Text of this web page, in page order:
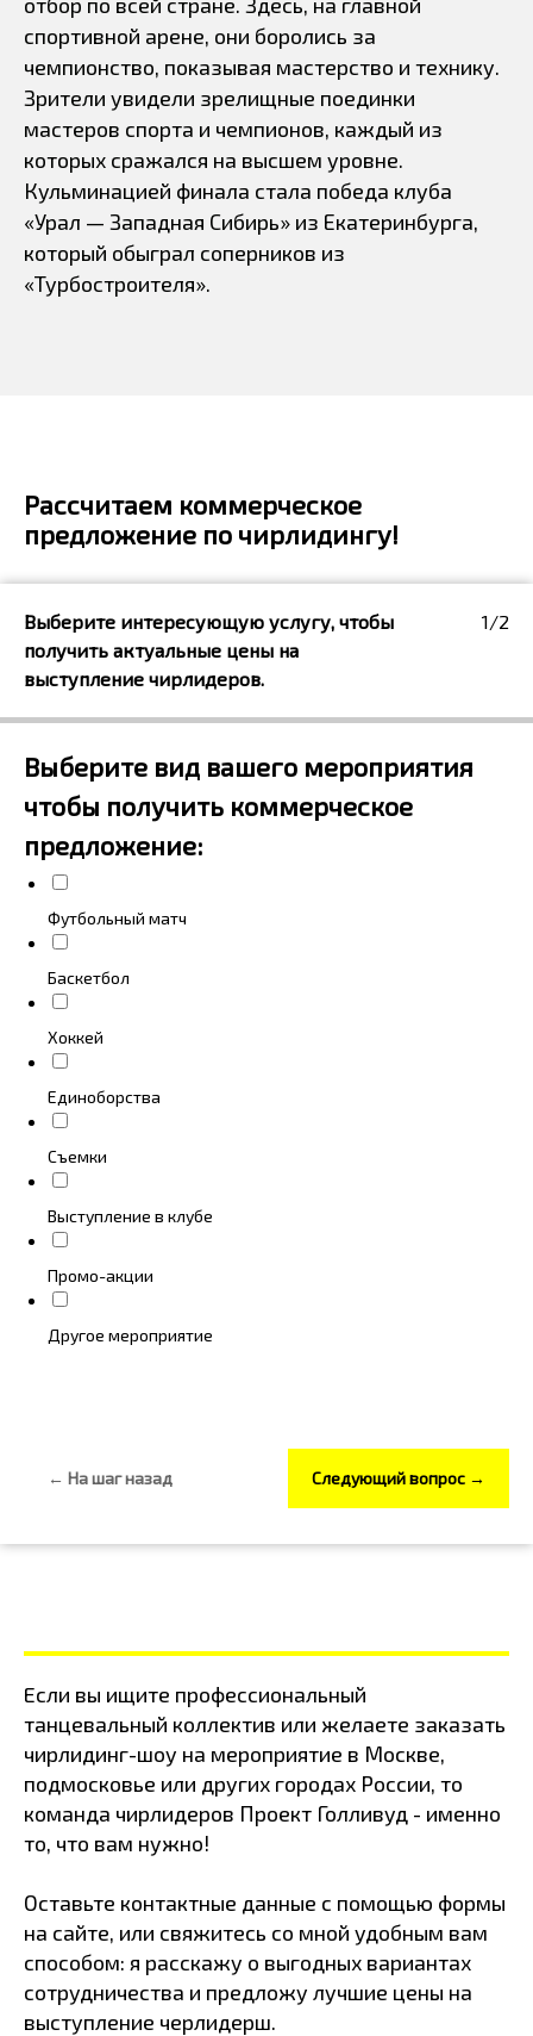
спортивной арене, они боролись за
чемпионство, показывая мастерство и технику.
Зрители увидели зрелищные поединки
мастеров спорта и чемпионов, каждый из
которых сражался на высшем уровне.
Кульминацией финала стала победа клуба
«Урал — Западная Сибирь» из Екатеринбурга,
который обыграл соперников из
«Турбостроителя».
Рассчитаем коммерческое
предложение по чирлидингу!
Выберите интересующую услугу, чтобы
получить актуальные цены на
выступление чирлидеров.
1/2
Выберите вид вашего мероприятия
чтобы получить коммерческое
предложение:
Футбольный матч
Баскетбол
Хоккей
Единоборства
Съемки
Выступление в клубе
Промо-акции
Другое мероприятие
← На шаг назад Следующий вопрос →
Eсли вы ищите профессиональный
танцевальный коллектив или желаете заказать
чирлидинг-шоу на мероприятие в Москве,
подмосковье или других городах России, то
команда чирлидеров Проект Голливуд - именно
то, что вам нужно!
Оставьте контактные данные с помощью формы
на сайте, или свяжитесь со мной удобным вам
способом: я расскажу о выгодных вариантах
сотрудничества и предложу лучшие цены на
выступление черлидерш.